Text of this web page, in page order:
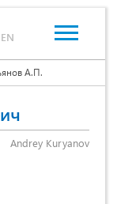
EN
А.П.
Andrey Kuryanov